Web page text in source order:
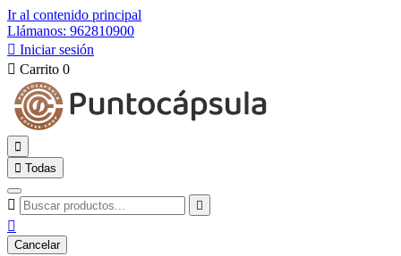
Ir al contenido principal
Llámanos: 962810900
 Iniciar sesión
 Carrito 0

 Todas
 

Cancelar